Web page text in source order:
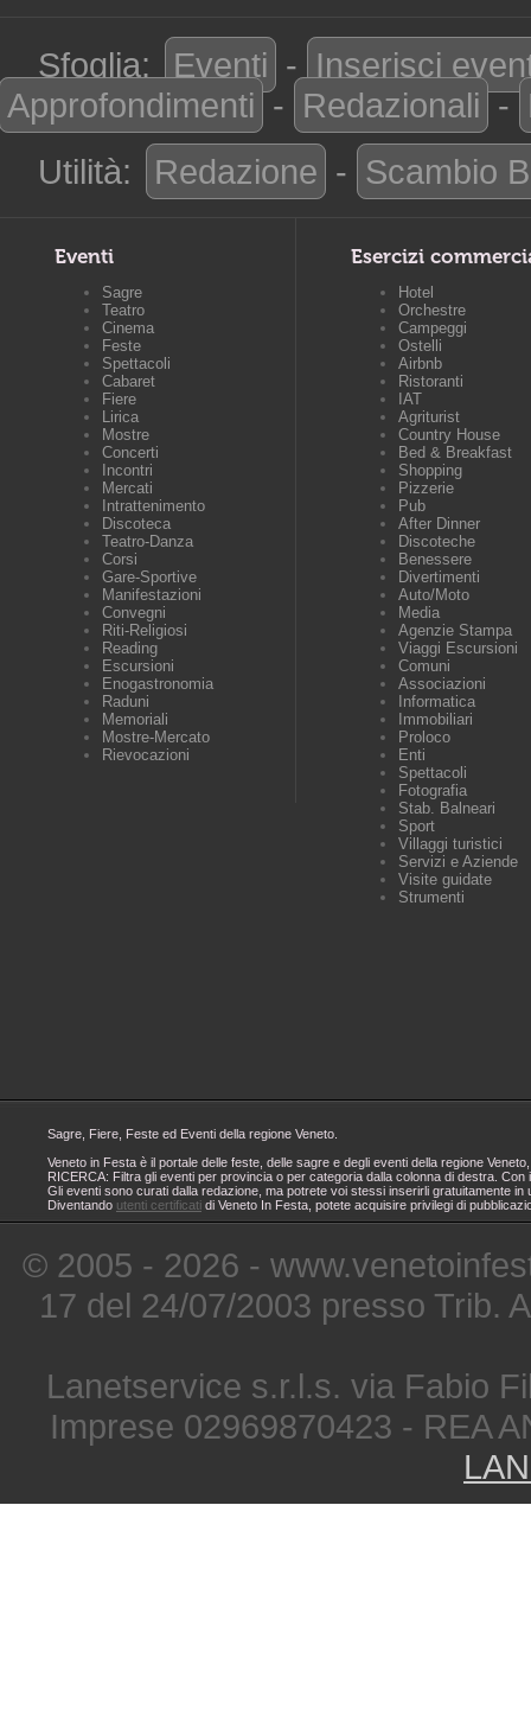
Sfoglia: Eventi - Inserisci
Approfondimenti - Redazionali -
Utilità:
Redazione - Scambio
Eventi
Sagre
Teatro
Cinema
Feste
Spettacoli
Cabaret
Fiere
Lirica
Mostre
Concerti
Incontri
Mercati
Intrattenimento
Discoteca
Teatro-Danza
Corsi
Gare-Sportive
Manifestazioni
Convegni
Riti-Religiosi
Reading
Escursioni
Enogastronomia
Raduni
Memoriali
Mostre-Mercato
Rievocazioni
Esercizi
Hotel
Orchestre
Campeggi
Ostelli
Airbnb
Ristoranti
IAT
Agriturist
Country House
Bed & Breakfast
Shopping
Pizzerie
Pub
After Dinner
Discoteche
Benessere
Divertimenti
Auto/Moto
Media
Agenzie Stampa
Viaggi Escursioni
Comuni
Associazioni
Informatica
Immobiliari
Proloco
Enti
Spettacoli
Fotografia
Stab. Balneari
Sport
Villaggi turistici
Servizi e Aziende
Visite guidate
Strumenti
Sagre, Fiere, Feste ed Eventi della regione Veneto.
Veneto in Festa è il portale delle feste, delle sagre e degli eventi della regione
RICERCA: Filtra gli eventi per provincia o per categoria dalla colonna di destra.
Gli eventi sono curati dalla redazione, ma potrete voi stessi inserirli gratuitamente
Diventando utenti certificati di Veneto In Festa, potete acquisire privilegi di
© 2005 - 2026 -
17 del 24/07/2003 presso Trib.
Lanetservice s.r.l.s. via Fabio
Imprese 02969870423 - REA